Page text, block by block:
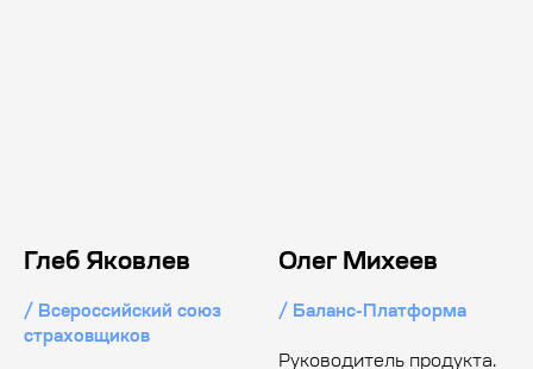
Глеб Яковлев
/ Всероссийский союз
страховщиков
Олег Михеев
/ Баланс-Платформа
Руководитель продукта.